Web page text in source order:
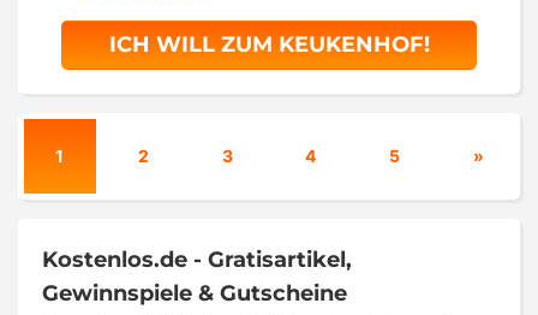
ICH WILL ZUM KEUKENHOF!
1 2 3 4 5 »
Kostenlos.de - Gratisartikel,
Gewinnspiele & Gutscheine